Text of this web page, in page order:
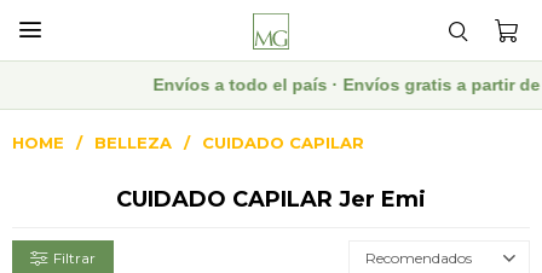

Envíos a todo el país · Envíos gratis a partir
HOME BELLEZA CUIDADO CAPILAR
CUIDADO CAPILAR Jer Emi
Recomendados